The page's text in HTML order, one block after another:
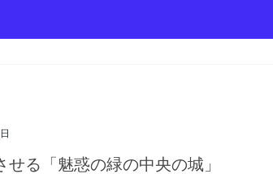
せる「魅惑の緑の中央の城」